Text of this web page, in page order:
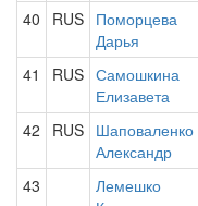
40 RUS Поморцева
Дарья
41 RUS Самошкина
Елизавета
42 RUS Шаповаленко
Александр
43
Лемешко